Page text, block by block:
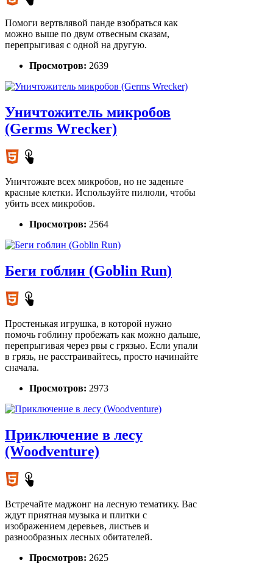
Помоги вертвлявой панде взобраться как
можно выше по двум отвесным сказам,
перепрыгивая с одной на другую.
Просмотров: 2639
Уничтожитель микробов
(Germs Wrecker)
Уничтожьте всех микробов, но не заденьте
красные клетки. Используйте пилюли, чтобы
убить всех микробов.
Просмотров: 2564
Беги гоблин (Goblin Run)
Простенькая игрушка, в которой нужно
помочь гоблину пробежать как можно дальше,
перепрыгивая через рвы с грязью. Если упали
в грязь, не расстраивайтесь, просто начинайте
сначала.
Просмотров: 2973
Приключение в лесу
(Woodventure)
Встречайте маджонг на лесную тематику. Вас
ждут приятная музыка и плитки с
изображением деревьев, листьев и
разнообразных лесных обитателей.
Просмотров: 2625